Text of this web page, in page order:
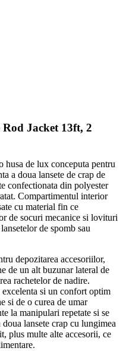
Jacket 13ft, 2
husa de lux conceputa pentru
a doua lansete de crap de
confectionata din polyester
Compartimentul interior
cu material fin ce
de socuri mecanice si lovituri
de spomb sau
depozitarea accesoriilor,
de un alt buzunar lateral de
rachetelor de nadire.
si un confort optim
si de o curea de umar
la manipulari repetate si se
lansete crap cu lungimea
plus multe alte accesorii, ce